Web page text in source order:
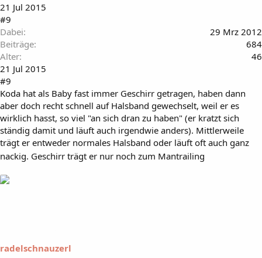
21 Jul 2015
#9
Dabei
29 Mrz 2012
Beiträge
684
Alter
46
21 Jul 2015
#9
Koda hat als Baby fast immer Geschirr getragen, haben dann
aber doch recht schnell auf Halsband gewechselt, weil er es
wirklich hasst, so viel "an sich dran zu haben" (er kratzt sich
ständig damit und läuft auch irgendwie anders). Mittlerweile
trägt er entweder normales Halsband oder läuft oft auch ganz
nackig. Geschirr trägt er nur noch zum Mantrailing
radelschnauzerl